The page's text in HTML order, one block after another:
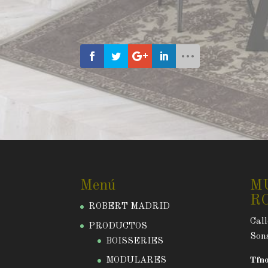
Menú
ROBERT MADRID
PRODUCTOS
BOISSERIES
MODULARES